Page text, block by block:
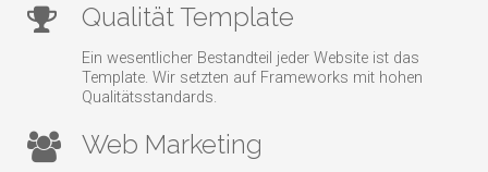
Qualität Template
Ein wesentlicher Bestandteil jeder Website ist das
Template. Wir setzten auf Frameworks mit hohen
Qualitätsstandards.
Web Marketing